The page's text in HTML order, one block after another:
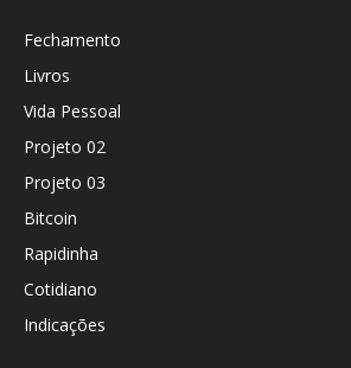
Fechamento
Livros
Vida Pessoal
Projeto 02
Projeto 03
Bitcoin
Rapidinha
Cotidiano
Indicações